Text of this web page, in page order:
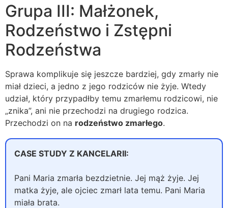
Grupa III: Małżonek,
Rodzeństwo i Zstępni
Rodzeństwa
Sprawa komplikuje się jeszcze bardziej, gdy zmarły nie
miał dzieci, a jedno z jego rodziców nie żyje. Wtedy
udział, który przypadłby temu zmarłemu rodzicowi, nie
„znika”, ani nie przechodzi na drugiego rodzica.
Przechodzi on na rodzeństwo zmarłego.
CASE STUDY Z KANCELARII:
Pani Maria zmarła bezdzietnie. Jej mąż żyje. Jej
matka żyje, ale ojciec zmarł lata temu. Pani Maria
miała brata.